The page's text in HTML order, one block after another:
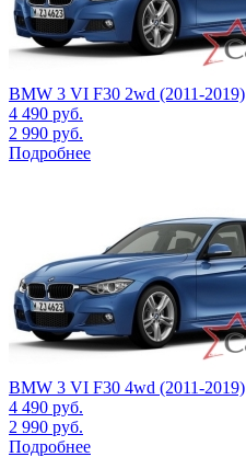
BMW 3 VI F30 2wd (2011-2019)
4 490 руб.
2 990 руб.
Подробнее
BMW 3 VI F30 4wd (2011-2019)
4 490 руб.
2 990 руб.
Подробнее